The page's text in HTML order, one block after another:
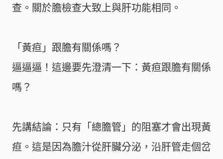
查。關於膽檢查大致上與肝功能相同。
「黃疸」跟膽有關係嗎？
逼逼逼！這邊要先澄清一下：黃疸跟膽有關係
嗎？
先講結論：只有「總膽管」的阻塞才會出現黃
疸。這是因為膽汁從肝臟分泌，沿肝管走個岔